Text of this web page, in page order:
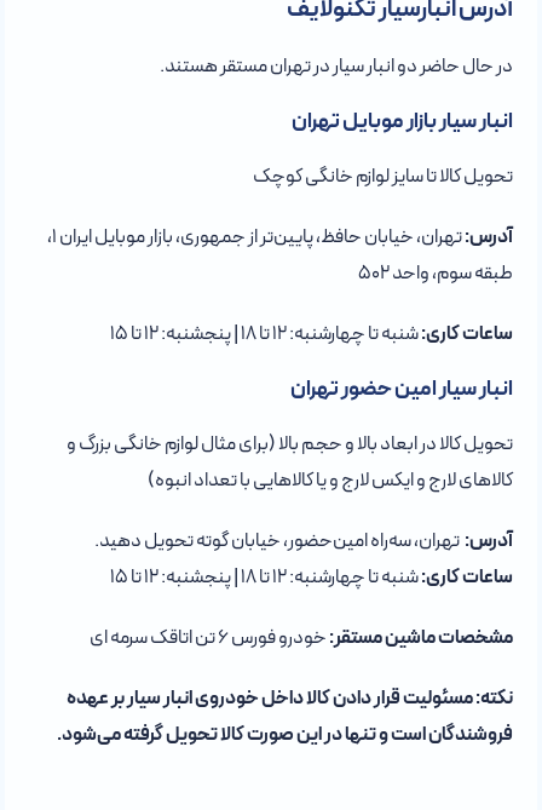
آدرس انبارسیار تکنولایف
در حال حاضر دو انبار سیار در تهران مستقر هستند.
انبار سیار بازار موبایل تهران
تحویل کالا تا سایز لوازم خانگی کوچک
آدرس:
تهران، خیابان حافظ، پایین‌تر از جمهوری، بازار موبایل ایران ۱،
طبقه سوم، واحد ۵۰۲
ساعات کاری:شنبه تا چهارشنبه: ۱۲ تا ۱۸ | پنجشنبه: ۱۲ تا ۱۵
انبار سیار امین حضور تهران
تحویل کالا در ابعاد بالا و حجم بالا (برای مثال لوازم خانگی بزرگ و
کالاهای لارج و ایکس لارج و یا کالاهایی با تعداد انبوه)
آدرس: تهران، سه‌راه امین‌حضور، خیابان گوته تحویل دهید.
ساعات کاری:شنبه تا چهارشنبه: ۱۲ تا ۱۸ | پنجشنبه: ۱۲ تا ۱۵
مشخصات ماشین مستقر:خودرو فورس 6 تن اتاقک سرمه ای
نکته: مسئولیت قرار دادن کالا داخل خودروی انبار سیار بر عهده
فروشندگان است و تنها در این صورت کالا تحویل گرفته می‌شود.